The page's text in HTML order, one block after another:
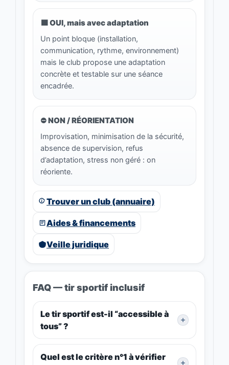
🟧 OUI, mais avec adaptation
Un point bloque (installation,
communication, rythme, environnement)
mais le club propose une adaptation
concrète et testable sur une séance
encadrée.
⛔ NON / RÉORIENTATION
Improvisation, minimisation de la sécurité,
absence de supervision, refus
d’adaptation, stress non géré : on
réoriente.
Trouver un club (annuaire)
Aides & financements
Veille juridique
FAQ — tir sportif inclusif
Le tir sportif est-il “accessible à
tous” ?
Quel est le critère n°1 à vérifier